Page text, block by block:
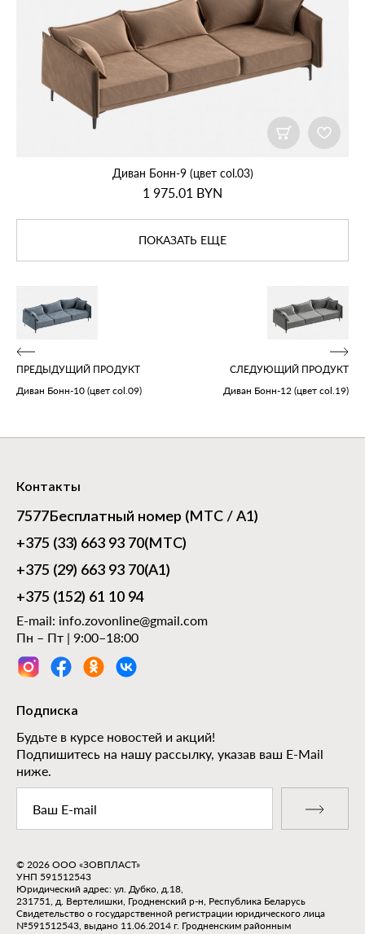
Диван Бонн‑9 (цвет col.03)
1 975.01 BYN
ПОКАЗАТЬ ЕЩЕ
ПРЕДЫДУЩИЙ ПРОДУКТ
Диван Бонн‑10 (цвет col.09)
СЛЕДУЮЩИЙ ПРОДУКТ
Диван Бонн‑12 (цвет col.19)
Контакты
7577 Бесплатный номер (МТС / А1)
+375 (33) 663 93 70(МТС)
+375 (29) 663 93 70(А1)
+375 (152) 61 10 94
E-mail: info.zovonline@gmail.com
Пн – Пт | 9:00–18:00
Подписка
Будьте в курсе новостей и акций!
Подпишитесь на нашу рассылку, указав ваш E-Mail
ниже.
© 2026 ООО «ЗОВПЛАСТ»
УНП 591512543
Юридический адрес: ул. Дубко, д.18,
231751, д. Вертелишки, Гродненский р-н, Республика Беларусь
Свидетельство о государственной регистрации юридического лица
№591512543, выдано 11.06.2014 г. Гродненским районным